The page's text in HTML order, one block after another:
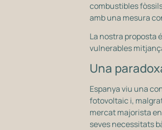
combustibles
amb una mesura
La nostra proposta
vulnerables
Una
Espanya viu una
fotovoltaic i,
mercat majorista
seves necessitats